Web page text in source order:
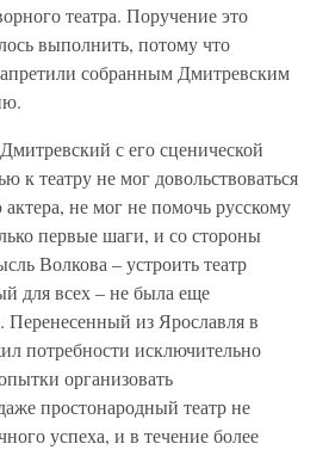
театра. Поручение это
выполнить, потому что
собранным Дмитревским
с его сценической
к театру не мог довольствоваться
актера, не мог не помочь русскому
первые шаги, и со стороны
Волкова – устроить театр
для всех – не была еще
Перенесенный из Ярославля в
потребности исключительно
организовать
простонародный театр не
успеха, и в течение более